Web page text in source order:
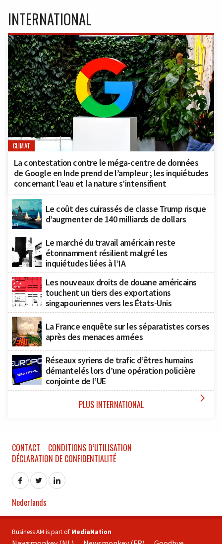
INTERNATIONAL
CLIMAT
La contestation contre le méga-centre de données
de Google en Inde prend de l’ampleur ; les inquiétudes
concernant l’eau et la nature s’intensifient
Le coût des cuirassés de classe Trump risque
d’augmenter de 140 milliards de dollars
Le marché du travail américain reste
étonnamment résilient malgré les
inquiétudes liées à l’IA
Les nouveaux droits de douane américains
touchent un tiers des exportations
singapouriennes vers les États-Unis
La France enquête sur les séparatistes corses
après des menaces armées
Réseaux syriens de trafic d’êtres humains
démantelés lors d’une opération policière
conjointe de l’UE
PLUS INTERNATIONAL 
CONTACT
CONDITIONS D’UTILISATION
DÉCLARATION DE CONFIDENTIALITÉ
Nederlands
Business AM is part of MediaNation